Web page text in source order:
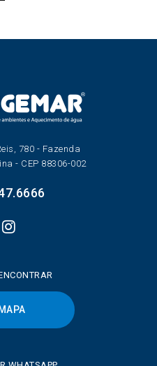
780 - Fazenda
- CEP 88306-002